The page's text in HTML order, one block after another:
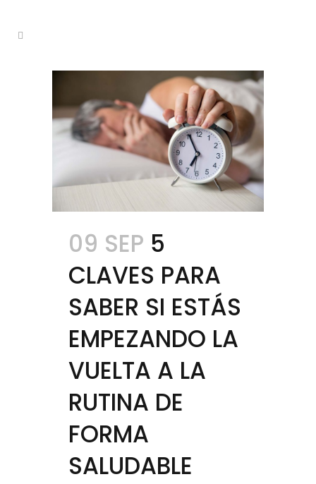
09 SEP 5
CLAVES PARA
SABER SI ESTÁS
EMPEZANDO LA
VUELTA A LA
RUTINA DE
FORMA
SALUDABLE